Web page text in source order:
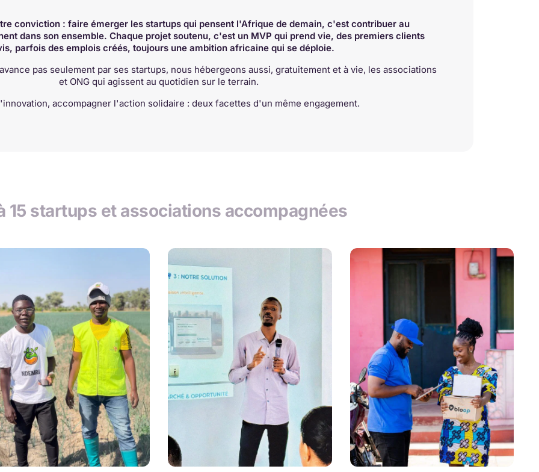
conviction : faire émerger les startups qui pensent l'Afrique de demain, c'est contribuer au
dans son ensemble. Chaque projet soutenu, c'est un MVP qui prend vie, des premiers clients
parfois des emplois créés, toujours une ambition africaine qui se déploie.
pas seulement par ses startups, nous hébergeons aussi, gratuitement et à vie, les associations
et ONG qui agissent au quotidien sur le terrain.
accompagner l'action solidaire : deux facettes d'un même engagement.
15 startups et associations accompagnées